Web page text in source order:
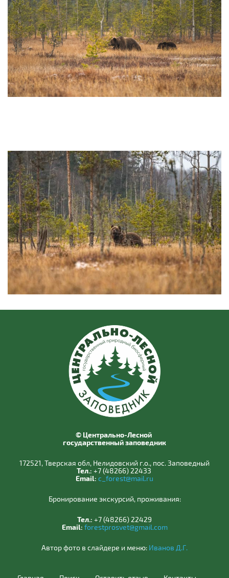
© Центрально-Лесной
государственный заповедник
172521, Тверская обл, Нелидовский г.о., пос. Заповедный
Тел.: +7 (48266) 22433
Email: c_forest@mail.ru
Бронирование экскурсий, проживания:
Тел.: +7 (48266) 22429
Email: forestprosvet@gmail.com
Автор фото в слайдере и меню: Иванов Д.Г.